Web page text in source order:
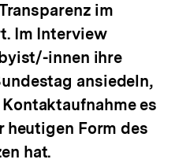
im
Im Interview
innen ihre
ansiedeln,
es
heutigen Form des
hat.